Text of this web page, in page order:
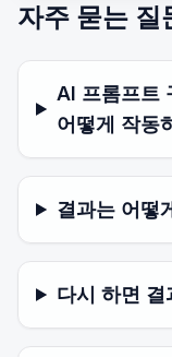
자주 묻는 질
AI 프롬프트
어떻게 작동
결과는 어떻
다시 하면